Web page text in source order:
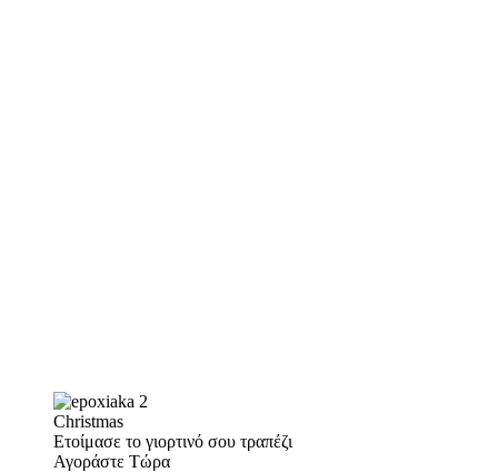
Christmas
Ετοίμασε το γιορτινό σου τραπέζι
Αγοράστε Τώρα